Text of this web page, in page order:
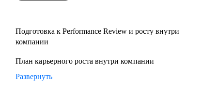
Подготовка к Performance Review и росту внутри
компании
План карьерного роста внутри компании
Развернуть